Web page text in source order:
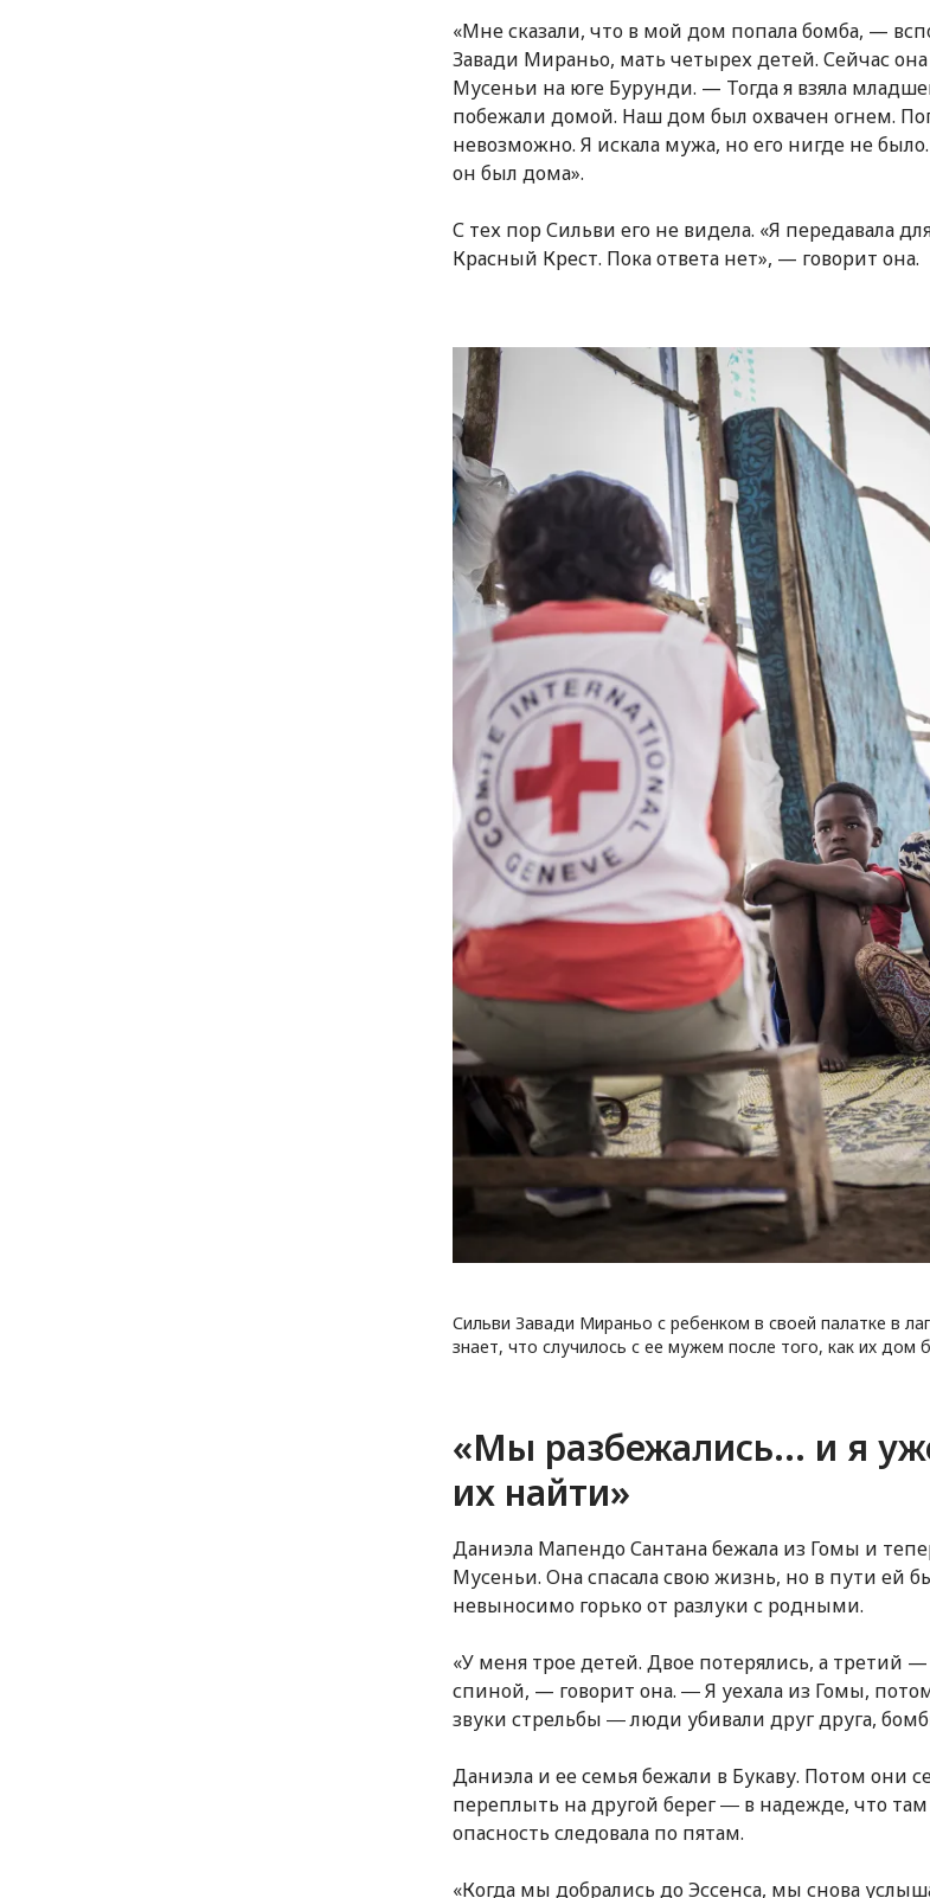
«Мне сказали, что в мой дом попала бомба, —
Завади Мираньо, мать четырех детей. Сейчас она
Мусеньи на юге Бурунди. — Тогда я взяла
побежали домой. Наш дом был охвачен огнем.
невозможно. Я искала мужа, но его нигде не
он был дома».
С тех пор Сильви его не видела. «Я передавала
Красный Крест. Пока ответа нет», — говорит она.
Сильви Завади Мираньо с ребенком в своей палатке в
знает, что случилось с ее мужем после того, как их
«Мы разбежались... и я
их найти»
Даниэла Мапендо Сантана бежала из Гомы и
Мусеньи. Она спасала свою жизнь, но в пути ей
невыносимо горько от разлуки с родными.
«У меня трое детей. Двое потерялись, а третий
спиной, — говорит она. ― Я уехала из Гомы,
звуки стрельбы ― люди убивали друг друга,
Даниэла и ее семья бежали в Букаву. Потом они
переплыть на другой берег ― в надежде, что
опасность следовала по пятам.
«Когда мы добрались до Эссенса, мы снова